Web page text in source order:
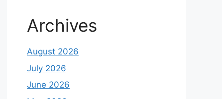
Archives
August 2026
July 2026
June 2026